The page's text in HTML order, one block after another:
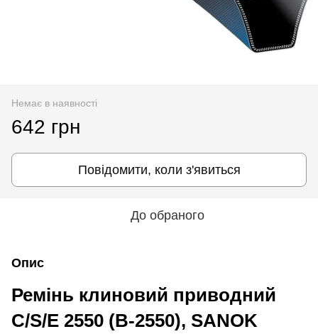
Немає в наявності
642 грн
Повідомити, коли з'явиться
До обраного
Опис
Ремінь клиновий приводний
C/S/E 2550 (В-2550), SANOK